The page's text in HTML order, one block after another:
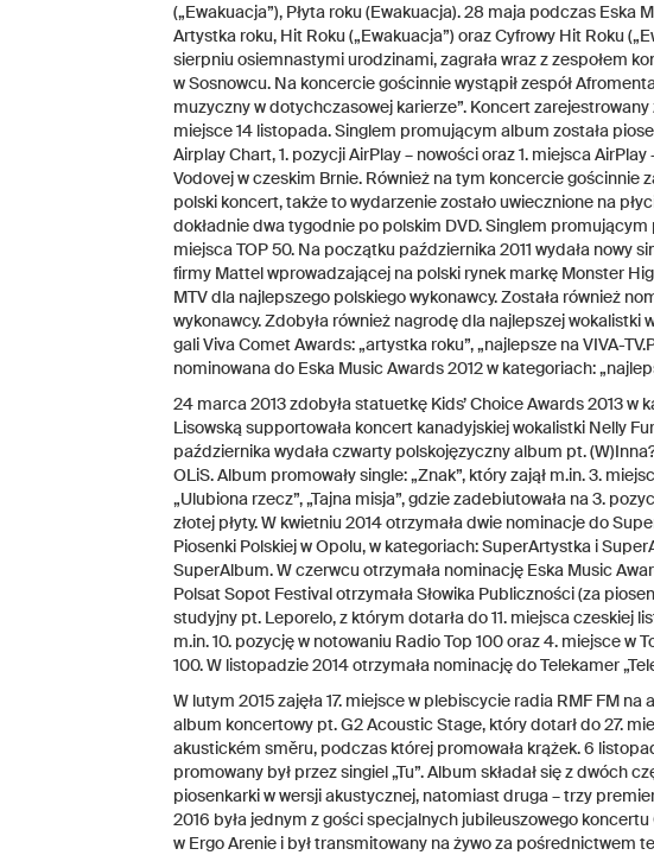
(„Ewakuacja”), Płyta roku (Ewakuacja). 28 maja podczas Eska
Artystka roku, Hit Roku („Ewakuacja”) oraz Cyfrowy Hit Roku
sierpniu osiemnastymi urodzinami, zagrała wraz z zespołem
w Sosnowcu. Na koncercie gościnnie wystąpił zespół
muzyczny w dotychczasowej karierze”. Koncert zarejestrowany
miejsce 14 listopada. Singlem promującym album została
Airplay Chart, 1. pozycji AirPlay – nowości oraz 1. miejsca
Vodovej w czeskim Brnie. Również na tym koncercie gościnnie
polski koncert, także to wydarzenie zostało uwiecznione na
dokładnie dwa tygodnie po polskim DVD. Singlem promującym
miejsca TOP 50. Na początku października 2011 wydała nowy
firmy Mattel wprowadzającej na polski rynek markę Monster
MTV dla najlepszego polskiego wykonawcy. Została również
wykonawcy. Zdobyła również nagrodę dla najlepszej wokalistki
gali Viva Comet Awards: „artystka roku”, „najlepsze na VIVA-
nominowana do Eska Music Awards 2012 w kategoriach:
24 marca 2013 zdobyła statuetkę Kids’ Choice Awards 2013
Lisowską supportowała koncert kanadyjskiej wokalistki Nelly
października wydała czwarty polskojęzyczny album pt.
OLiS. Album promowały single: „Znak”, który zajął m.in. 3.
„Ulubiona rzecz”, „Tajna misja”, gdzie zadebiutowała na 3.
złotej płyty. W kwietniu 2014 otrzymała dwie nominacje do
Piosenki Polskiej w Opolu, w kategoriach: SuperArtystka i
SuperAlbum. W czerwcu otrzymała nominację Eska Music
Polsat Sopot Festival otrzymała Słowika Publiczności (za
studyjny pt. Leporelo, z którym dotarła do 11. miejsca czeskiej
m.in. 10. pozycję w notowaniu Radio Top 100 oraz 4. miejsce w
100. W listopadzie 2014 otrzymała nominację do Telekamer
W lutym 2015 zajęła 17. miejsce w plebiscycie radia RMF FM
album koncertowy pt. G2 Acoustic Stage, który dotarł do 27.
akustickém směru, podczas której promowała krążek. 6
promowany był przez singiel „Tu”. Album składał się z dwóch
piosenkarki w wersji akustycznej, natomiast druga – trzy
2016 była jednym z gości specjalnych jubileuszowego
w Ergo Arenie i był transmitowany na żywo za pośrednictwem